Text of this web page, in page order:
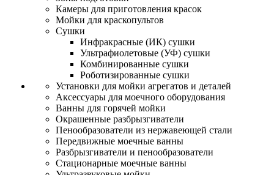
Камеры для приготовления красок
Мойки для краскопультов
Сушки
Инфракрасные (ИК) сушки
Ультрафиолетовые (УФ) сушки
Комбинированные сушки
Роботизированные сушки
Установки для мойки агрегатов и деталей
Аксессуары для моечного оборудования
Ванны для горячей мойки
Окрашенные разбрызгиватели
Пенообразователи из нержавеющей стали
Передвижные моечные ванны
Разбрызгиватели и пенообразователи
Стационарные моечные ванны